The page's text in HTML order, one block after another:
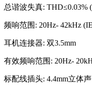
总谐波失真: THD≤0.03%
频响范围: 20Hz- 42kHz
耳机连接器: 双3.5mm
有效频响范围: 20Hz-
标配线插头: 4.4mm立体